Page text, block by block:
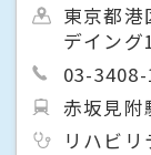
東京都
デイング
03-
赤坂見附
リハビ